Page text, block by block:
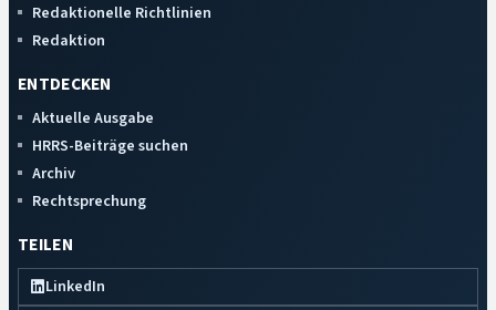
Redaktionelle Richtlinien
Redaktion
ENTDECKEN
Aktuelle Ausgabe
HRRS-Beiträge suchen
Archiv
Rechtsprechung
TEILEN
LinkedIn